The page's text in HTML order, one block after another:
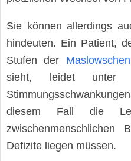
Sie können allerdings
hindeuten. Ein Patient,
Stufen der
sieht, leidet unter
diesem Fall die
zwischenmenschlichen
Defizite liegen müssen.